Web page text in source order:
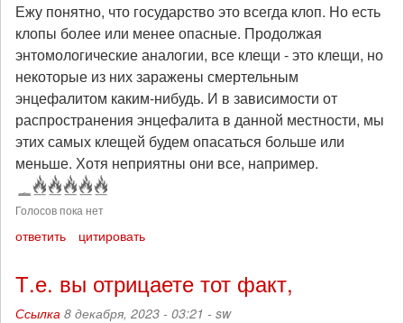
Ежу понятно, что государство это всегда клоп. Но есть
клопы более или менее опасные. Продолжая
энтомологические аналогии, все клещи - это клещи, но
некоторые из них заражены смертельным
энцефалитом каким-нибудь. И в зависимости от
распространения энцефалита в данной местности, мы
этих самых клещей будем опасаться больше или
меньше. Хотя неприятны они все, например.
Голосов пока нет
ответить цитировать
Т.е. вы отрицаете тот факт,
Ссылка 8 декабря, 2023 - 03:21 - sw